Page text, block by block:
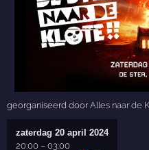
georganiseerd doorAlles naar de
zaterdag 20 april 2024
20:00 –03:00